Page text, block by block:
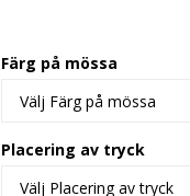
Färg på mössa
Placering av tryck